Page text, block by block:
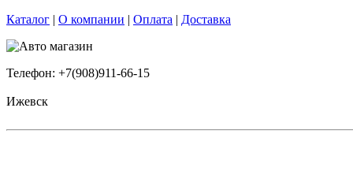
Каталог | О компании | Оплата | Доставка
Телефон: +7(908)911-66-15
Ижевск